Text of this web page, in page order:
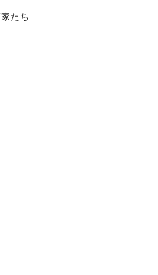
たち